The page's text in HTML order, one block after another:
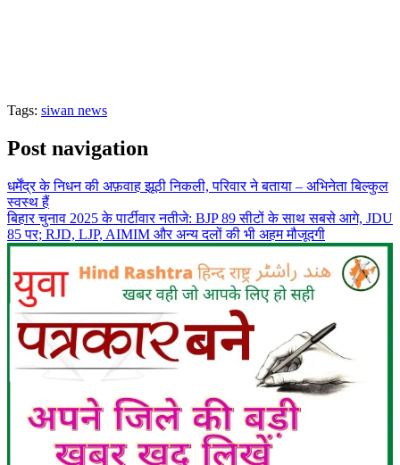
Tags: siwan news
Post navigation
धर्मेंद्र के निधन की अफ़वाह झूठी निकली, परिवार ने बताया – अभिनेता बिल्कुल
स्वस्थ हैं
बिहार चुनाव 2025 के पार्टीवार नतीजे: BJP 89 सीटों के साथ सबसे आगे, JDU
85 पर; RJD, LJP, AIMIM और अन्य दलों की भी अहम मौजूदगी